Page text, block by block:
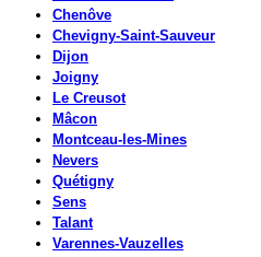
Chenôve
Chevigny-Saint-Sauveur
Dijon
Joigny
Le Creusot
Mâcon
Montceau-les-Mines
Nevers
Quétigny
Sens
Talant
Varennes-Vauzelles